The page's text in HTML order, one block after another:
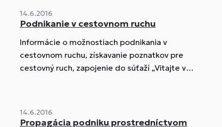
14.6.2016
Podnikanie v cestovnom ruchu
Informácie o možnostiach podnikania v
cestovnom ruchu, získavanie poznatkov pre
cestovný ruch, zapojenie do súťaží „Vitajte v
14.6.2016
Propagácia podniku prostredníctvom